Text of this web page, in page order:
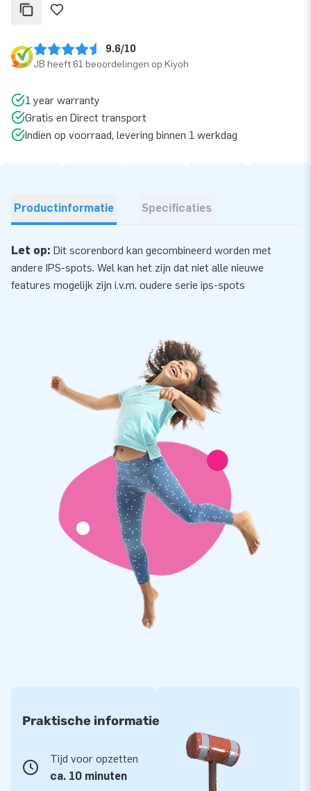
9.6/10
JB heeft 61 beoordelingen op Kiyoh
1 year warranty
Gratis en Direct transport
Indien op voorraad, levering binnen 1 werkdag
Productinformatie Specificaties
Let op: Dit scorenbord kan gecombineerd worden met
andere IPS-spots. Wel kan het zijn dat niet alle nieuwe
features mogelijk zijn i.v.m. oudere serie ips-spots
Praktische informatie
Tijd voor opzetten
ca. 10 minuten